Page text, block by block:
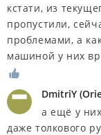
кстати, из
пропустили,
проблемами, а
машиной у них
DmitriY (
а ещё у
даже толкового